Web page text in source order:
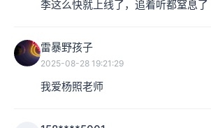
季这么快就上线了，追着听都窒息了
雷暴野孩子
2025-08-28 19:21:29
我爱杨照老师